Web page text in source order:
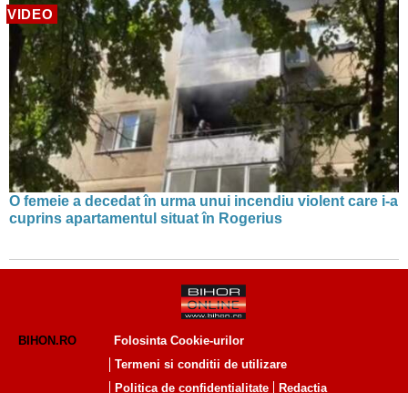
VIDEO
O femeie a decedat în urma unui incendiu violent care i-a
cuprins apartamentul situat în Rogerius
BIHON.RO
Folosinta Cookie-urilor
Termeni si conditii de utilizare
Politica de confidentialitate
Redactia